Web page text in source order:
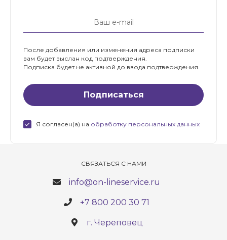
После добавления или изменения адреса подписки
вам будет выслан код подтверждения.
Подписка будет не активной до ввода подтверждения.
Я согласен(а) на обработку персональных данных
СВЯЗАТЬСЯ С НАМИ
info@on-lineservice.ru
+7 800 200 30 71
г. Череповец